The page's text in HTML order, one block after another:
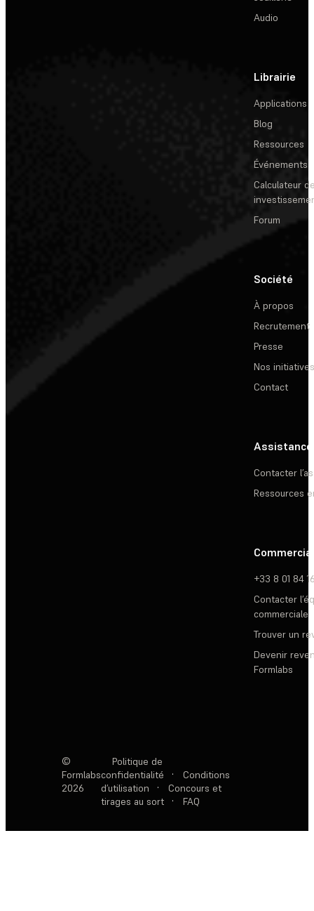
Audio
Librairie
Applications
Blog
Ressources
Événements
Calculateur
Forum
Société
À propos
Recrutement
Presse
Nos initiatives
Contact
Assistance
Contacter
Ressources
Commercial
+33 8 01 84
Contacter
commerciale
Trouver un
Devenir
Formlabs
©
Formlabs
2026
Politique de
confidentialité
·
Conditions
d’utilisation
·
Concours et
tirages au sort
· FAQ